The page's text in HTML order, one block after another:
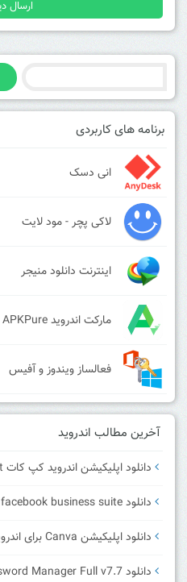
برنامه های کاربردی
انی دسک
لاکی پچر - مود لایت
اینترنت دانلود منیجر
مارکت اندروید APKPure
فعالساز ویندوز و آفیس
آخرین مطالب اندروید
دانلود اپلیکیشن اندروید کپ کات CapCut
دانلود facebook business suite مدیریت پیج اینستاگرام
دانلود اپلیکیشن Canva برای اندروید نسخه 2.139.0